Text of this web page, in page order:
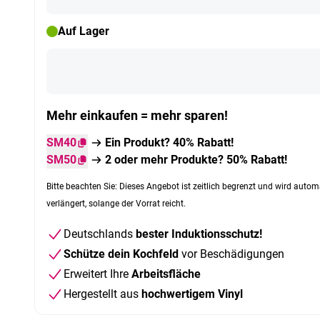
Auf Lager
Mehr einkaufen = mehr sparen!
SM40
Ein Produkt? 40% Rabatt!
SM50
2 oder mehr Produkte? 50% Rabatt!
Bitte beachten Sie: Dieses Angebot ist zeitlich begrenzt und wird
verlängert, solange der Vorrat reicht.
Deutschlands bester Induktionsschutz!
Schütze dein Kochfeld vor Beschädigungen
Erweitert Ihre Arbeitsfläche
Hergestellt aus hochwertigem Vinyl